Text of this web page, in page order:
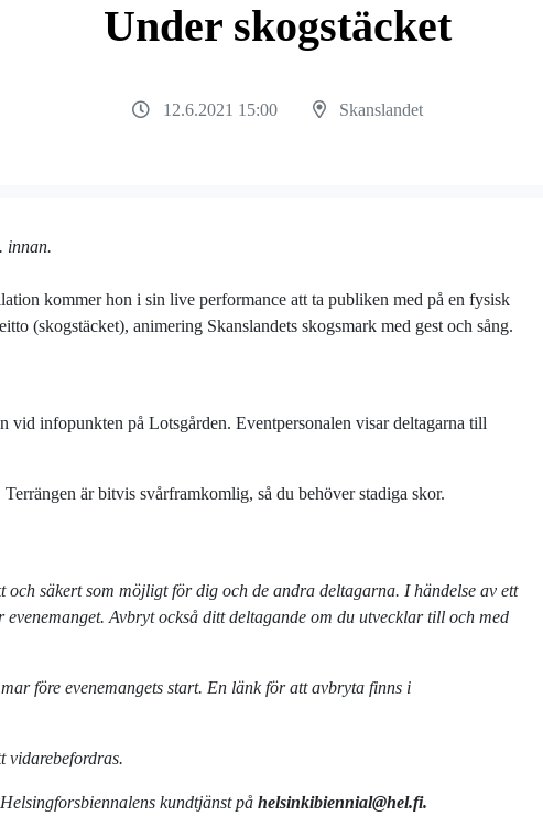
Under skogstäcket
12.6.2021 15:00 Skanslandet
innan.
kommer hon i sin live performance att ta publiken med på en fysisk
(skogstäcket), animering Skanslandets skogsmark med gest och sång.
vid infopunkten på Lotsgården. Eventpersonalen visar deltagarna till
är bitvis svårframkomlig, så du behöver stadiga skor.
och säkert som möjligt för dig och de andra deltagarna. I händelse av ett
Avbryt också ditt deltagande om du utvecklar till och med
före evenemangets start. En länk för att avbryta finns i
vidarebefordras.
kundtjänst på helsinkibiennial@hel.fi.